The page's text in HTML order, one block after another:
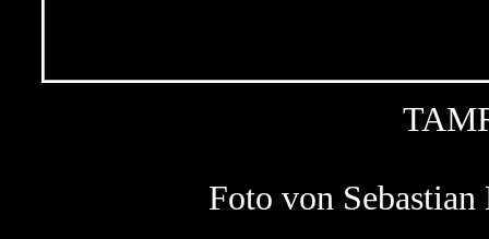
Foto von